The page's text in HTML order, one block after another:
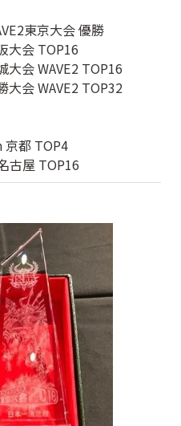
東京大会 優勝
大会 TOP16
大会 WAVE2 TOP16
大会 WAVE2 TOP32
京都 TOP4
古屋 TOP16